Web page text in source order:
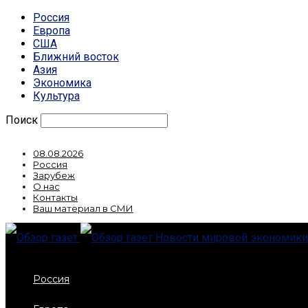
Россия
Европа
США
Ближний восток
Азия
Экономика
Культура
Поиск
08.08.2026
Россия
Зарубеж
О нас
Контакты
Ваш материал в СМИ
Новости мировой
Россия